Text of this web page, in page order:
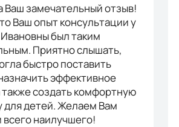
Ваш замечательный отзыв!
Ваш опыт консультации у
был таким
Приятно слышать,
быстро поставить
эффективное
создать комфортную
для детей. Желаем Вам
всего наилучшего!